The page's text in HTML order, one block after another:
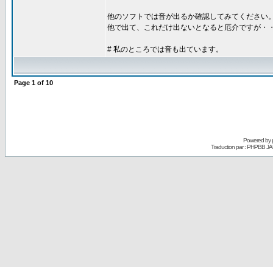
他のソフトでは音が出るか確認してみてください
他で出て、これだけ出ないとなると厄介ですが・
# 私のところでは音も出ています。
Page 1 of 10
Powered by
Traduction par : PHPBB